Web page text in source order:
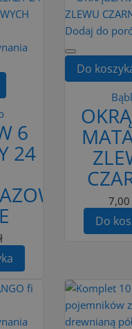
6
24
Dodaj do
Do
7,00
Do